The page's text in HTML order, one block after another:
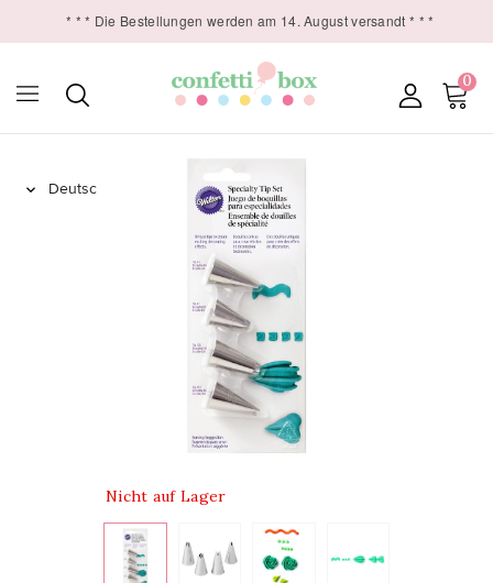
* * * Die Bestellungen werden am 14. August versandt * * *
0

Nicht auf Lager